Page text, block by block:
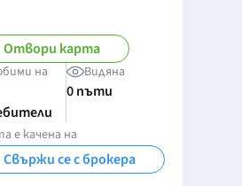
Отвори карта
на Видяна
0 пъти
е качена на
Свържи се с брокера